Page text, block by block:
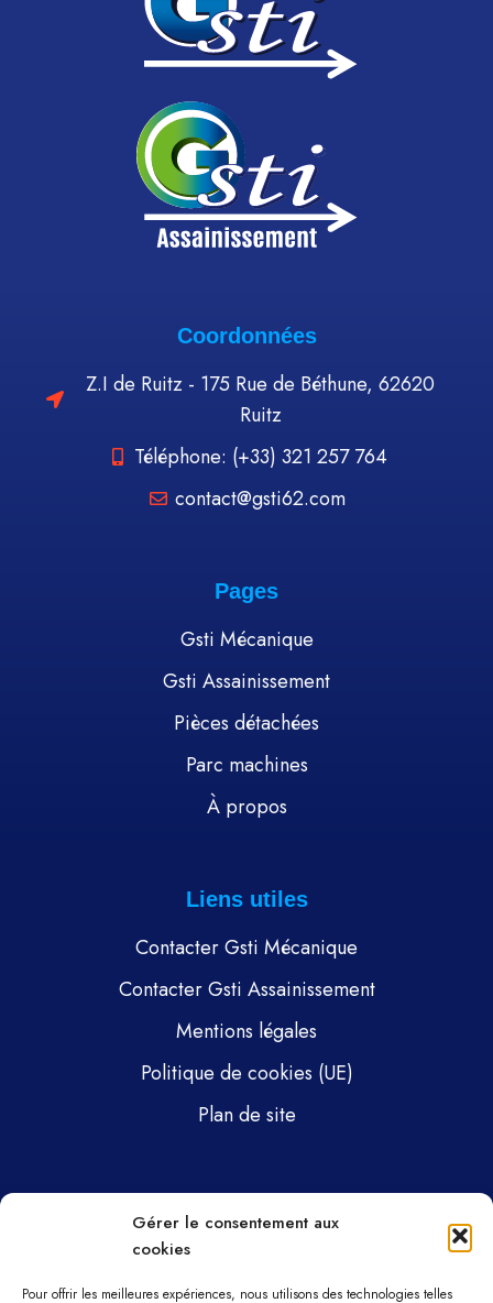
Gérer le consentement aux
cookies
Pour offrir les meilleures expériences, nous utilisons des technologies telles
Coordonnées
Z.I de Ruitz - 175 Rue de Béthune, 62620
Ruitz
Téléphone: (+33) 321 257 764
contact@gsti62.com
Pages
Gsti Mécanique
Gsti Assainissement
Pièces détachées
Parc machines
À propos
Liens utiles
Contacter Gsti Mécanique
Contacter Gsti Assainissement
Mentions légales
Politique de cookies (UE)
Plan de site
Gsti Mécanique